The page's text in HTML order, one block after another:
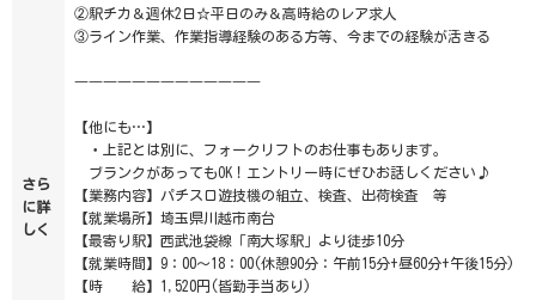
さら
に詳
しく
②駅チカ＆週休2日☆平日のみ＆高時給のレア求人
③ライン作業、作業指導経験のある方等、今までの経験が活きる
―――――――――――――
【他にも…】
・上記とは別に、フォークリフトのお仕事もあります。
ブランクがあってもOK！エントリー時にぜひお話しください♪
【業務内容】パチスロ遊技機の組立、検査、出荷検査 等
【就業場所】埼玉県川越市南台
【最寄り駅】西武池袋線「南大塚駅」より徒歩10分
【就業時間】9：00～18：00(休憩90分：午前15分+昼60分+午後15分)
【時 給】1,520円(皆勤手当あり)